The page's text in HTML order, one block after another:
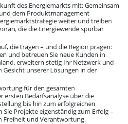
des Energiemarkts mit: Gemeinsam
dem Produktmanagement
weiter und treiben
die die Energiewende spürbar
die tragen – und die Region prägen:
und betreuen Sie neue Kunden in
erweitern stetig Ihr Netzwerk und
unserer Lösungen in der
für den gesamten
ersten Bedarfsanalyse über die
bis hin zum erfolgreichen
Projekte eigenständig zum Erfolg –
Freiheit und Verantwortung.